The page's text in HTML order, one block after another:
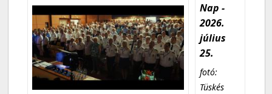
Nap -
2026.
július
25.
fotó:
Tüskés